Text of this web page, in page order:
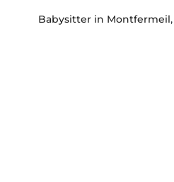
Babysitter in Montfermeil